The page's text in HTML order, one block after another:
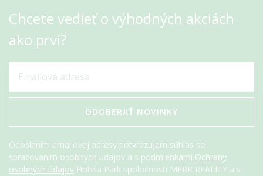
Chcete vedieť o výhodných akciách
ako prví?
ODOBERAŤ NOVINKY
Odoslaním emailovej adresy potvrdzujem súhlas so
spracovaním osobných údajov a s podmienkami Ochrany
osobných údajov Hotela Park spoločnosti MERK REALITY a.s.